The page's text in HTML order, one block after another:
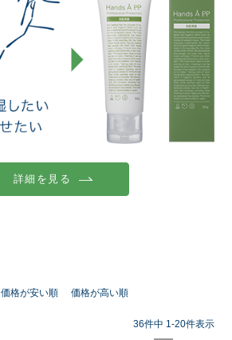
詳細を見る
価格が安い順 価格が高い順
36件中 1-20件表示